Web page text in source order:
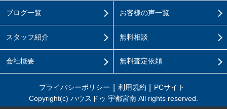
ブログ一覧
スタッフ紹介
会社概要
お客様の声一覧
無料相談
無料査定依頼
プライバシーポリシー 利用規約
PCサイト
Copyright(c) ハウスドゥ 宇都宮南 All rights reserved.